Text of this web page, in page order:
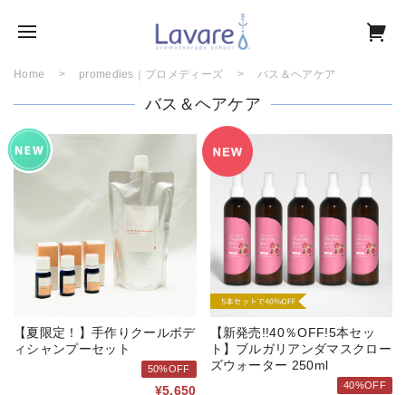
Home promedies｜プロメディーズ バス＆ヘアケア
バス＆ヘアケア
【夏限定！】手作りクールボデ
ィシャンプーセット
50%OFF
¥5,650
【新発売!!40％OFF!5本セッ
ト】ブルガリアンダマスクロー
ズウォーター 250ml
40%OFF